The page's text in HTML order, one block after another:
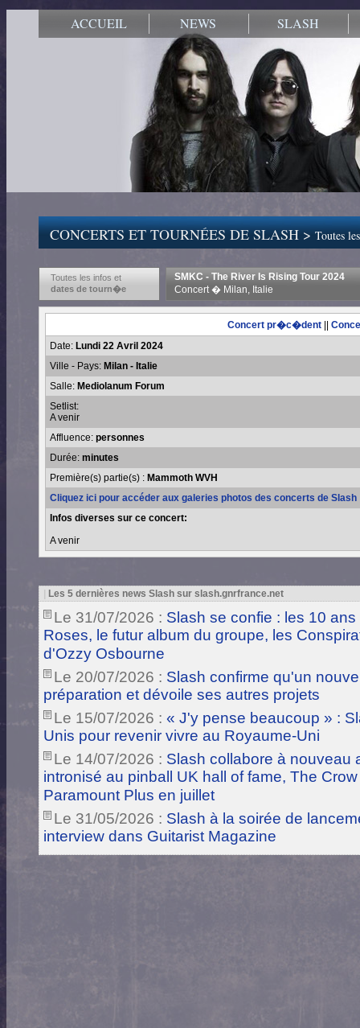
ACCUEIL NEWS SLASH
CONCERTS ET TOURNÉES DE SLASH >Toutes
Toutes les infos et
dates de tourn�e
SMKC - The River Is Rising Tour 2024
Concert � Milan, Italie
Concert pr�c�dent
Date: Lundi 22 Avril 2024
Ville - Pays: Milan - Italie
Salle: Mediolanum Forum
Setlist:
A venir
Affluence: personnes
Durée: minutes
Première(s) partie(s) : Mammoth WVH
Cliquez ici pour accéder aux galeries photos des concerts de Slash
Infos diverses sur ce concert:
A venir
Les 5 dernières news Slash sur slash.gnrfrance.net
Le 31/07/2026 : Slash se confie : les 10
Roses, le futur album du groupe, les
d'Ozzy Osbourne
Le 20/07/2026 : Slash confirme qu'un
préparation et dévoile ses autres projets
Le 15/07/2026 : « J'y pense beaucoup » :
Unis pour revenir vivre au Royaume-Uni
Le 14/07/2026 : Slash collabore à nouveau
intronisé au pinball UK hall of fame, The
Paramount Plus en juillet
Le 31/05/2026 : Slash à la soirée de
interview dans Guitarist Magazine